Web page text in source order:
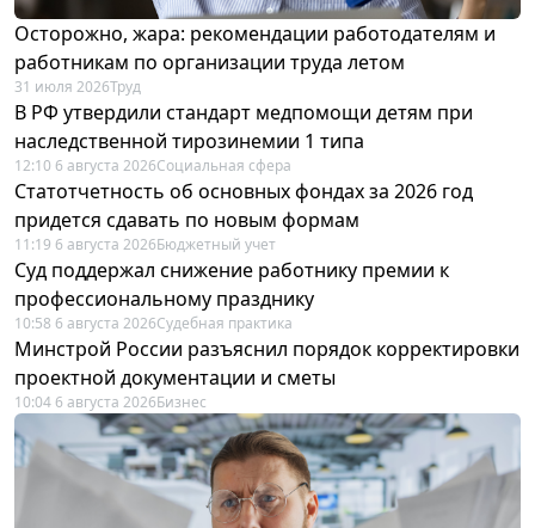
Осторожно, жара: рекомендации работодателям и
работникам по организации труда летом
31 июля 2026Труд
В РФ утвердили стандарт медпомощи детям при
наследственной тирозинемии 1 типа
12:10 6 августа 2026Социальная сфера
Статотчетность об основных фондах за 2026 год
придется сдавать по новым формам
11:19 6 августа 2026Бюджетный учет
Суд поддержал снижение работнику премии к
профессиональному празднику
10:58 6 августа 2026Судебная практика
Минстрой России разъяснил порядок корректировки
проектной документации и сметы
10:04 6 августа 2026Бизнес